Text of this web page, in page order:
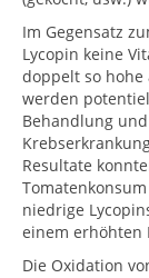
Im Gegensatz
Lycopin keine
doppelt so hohe
werden
Behandlung
Resultate
niedrige
einem erhöhten
Die Oxidation